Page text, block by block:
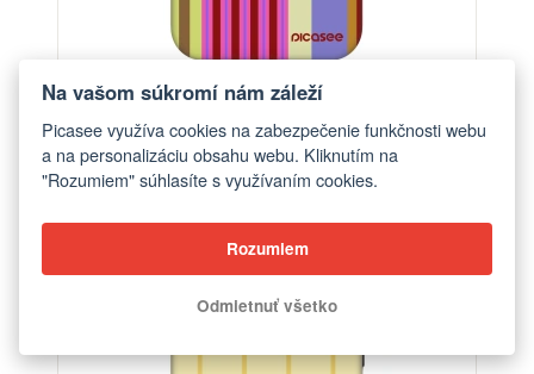
Obal pre Apple iPhone 7 - Late checkout
od €18,30
-29%
Na vašom súkromí nám záleží
Picasee využíva cookies na zabezpečenie funkčnosti webu
a na personalizáciu obsahu webu. Kliknutím na
"Rozumiem" súhlasíte s využívaním cookies.
Rozumiem
Odmietnuť všetko